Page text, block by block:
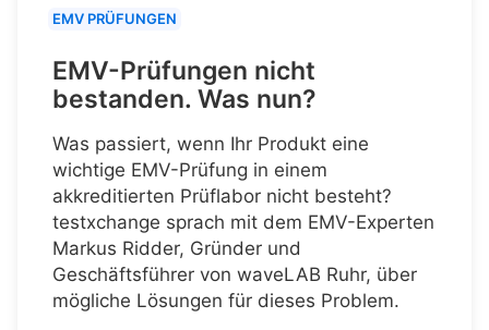
EMV PRÜFUNGEN
EMV-Prüfungen nicht
bestanden. Was nun?
Was passiert, wenn Ihr Produkt eine
wichtige EMV-Prüfung in einem
akkreditierten Prüflabor nicht besteht?
testxchange sprach mit dem EMV-Experten
Markus Ridder, Gründer und
Geschäftsführer von waveLAB Ruhr, über
mögliche Lösungen für dieses Problem.